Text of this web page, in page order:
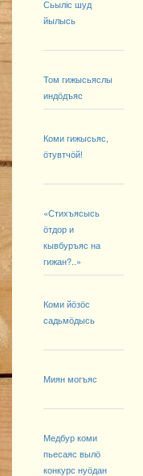
Сьыліс шуд
йылысь
Том гижысьяслы
индӧдъяс
Коми гижысьяс,
ӧтувтчӧй!
«Стихъясысь
ӧтдор и
кывбуръяс на
гижан?..»
Коми йӧзӧс
садьмӧдысь
Миян могъяс
Медбур коми
пьесаяс вылӧ
конкурс нуӧдан